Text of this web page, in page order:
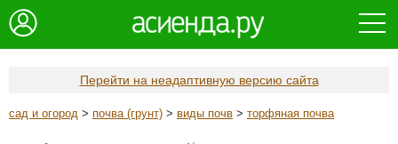
Перейти на неадаптивную версию сайта
сад и огород > почва (грунт) > виды почв > торфяная почва